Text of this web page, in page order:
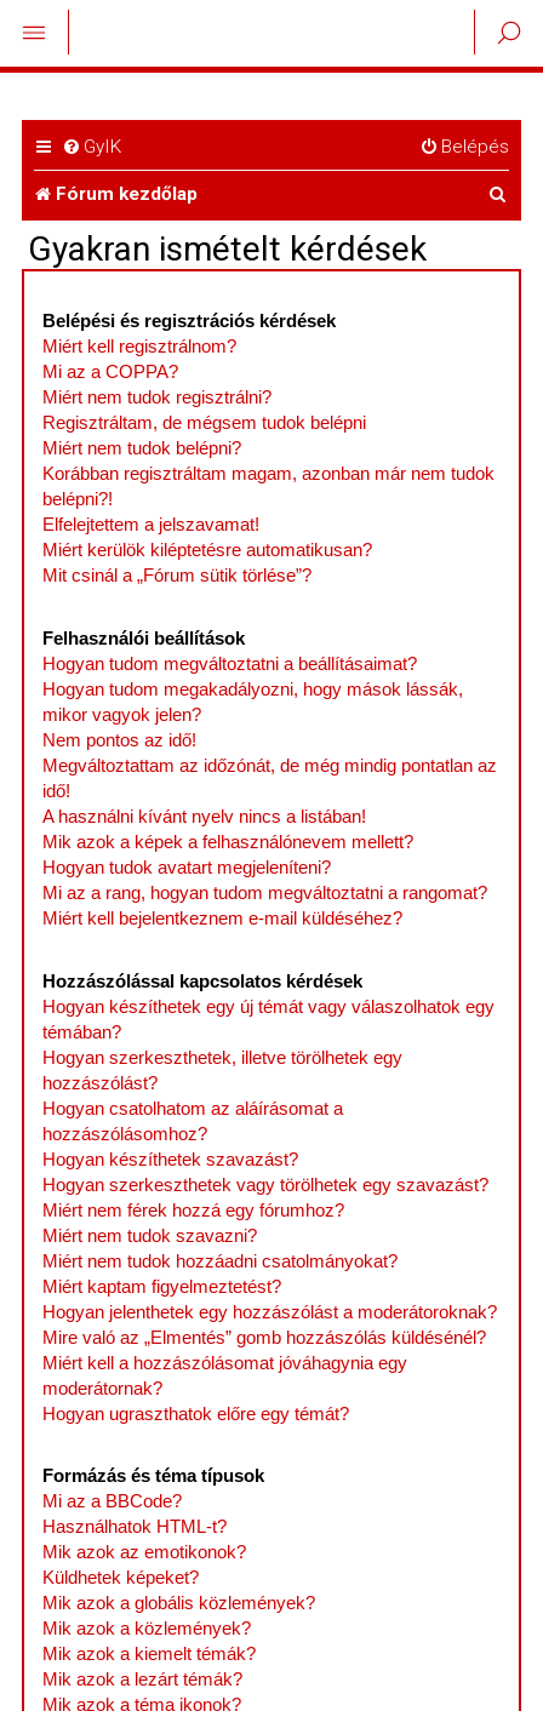
GyIK Belépés
Fórum kezdőlap
r
Gyakran ismételt kérdések
Belépési és regisztrációs kérdések
Miért kell regisztrálnom?
Mi az a COPPA?
Miért nem tudok regisztrálni?
Regisztráltam, de mégsem tudok belépni
Miért nem tudok belépni?
Korábban regisztráltam magam, azonban már nem tudok
belépni?!
Elfelejtettem a jelszavamat!
Miért kerülök kiléptetésre automatikusan?
Mit csinál a „Fórum sütik törlése”?
Felhasználói beállítások
Hogyan tudom megváltoztatni a beállításaimat?
Hogyan tudom megakadályozni, hogy mások lássák,
mikor vagyok jelen?
Nem pontos az idő!
Megváltoztattam az időzónát, de még mindig pontatlan az
idő!
A használni kívánt nyelv nincs a listában!
Mik azok a képek a felhasználónevem mellett?
Hogyan tudok avatart megjeleníteni?
Mi az a rang, hogyan tudom megváltoztatni a rangomat?
Miért kell bejelentkeznem e-mail küldéséhez?
Hozzászólással kapcsolatos kérdések
Hogyan készíthetek egy új témát vagy válaszolhatok egy
témában?
Hogyan szerkeszthetek, illetve törölhetek egy
hozzászólást?
Hogyan csatolhatom az aláírásomat a
hozzászólásomhoz?
Hogyan készíthetek szavazást?
Hogyan szerkeszthetek vagy törölhetek egy szavazást?
Miért nem férek hozzá egy fórumhoz?
Miért nem tudok szavazni?
Miért nem tudok hozzáadni csatolmányokat?
Miért kaptam figyelmeztetést?
Hogyan jelenthetek egy hozzászólást a moderátoroknak?
Mire való az „Elmentés” gomb hozzászólás küldésénél?
Miért kell a hozzászólásomat jóváhagynia egy
moderátornak?
Hogyan ugraszthatok előre egy témát?
Formázás és téma típusok
Mi az a BBCode?
Használhatok HTML-t?
Mik azok az emotikonok?
Küldhetek képeket?
Mik azok a globális közlemények?
Mik azok a közlemények?
Mik azok a kiemelt témák?
Mik azok a lezárt témák?
Mik azok a téma ikonok?